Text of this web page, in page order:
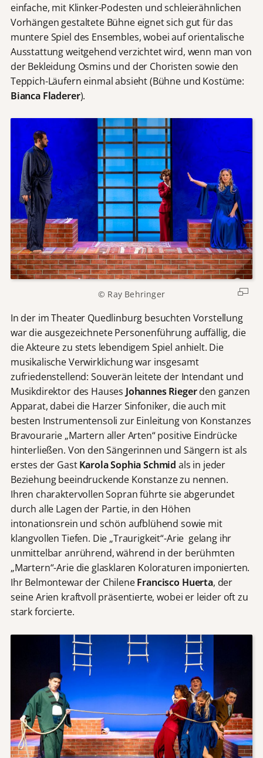
einfache, mit Klinker-Podesten und schleierähnlichen
Vorhängen gestaltete Bühne eignet sich gut für das
muntere Spiel des Ensembles, wobei auf orientalische
Ausstattung weitgehend verzichtet wird, wenn man von
der Bekleidung Osmins und der Choristen sowie den
Teppich-Läufern einmal absieht (Bühne und Kostüme:
Bianca Fladerer).
© Ray Behringer
In der im Theater Quedlinburg besuchten Vorstellung
war die ausgezeichnete Personenführung auffällig, die
die Akteure zu stets lebendigem Spiel anhielt. Die
musikalische Verwirklichung war insgesamt
zufriedenstellend: Souverän leitete der Intendant und
Musikdirektor des Hauses Johannes Riegerden ganzen
Apparat, dabei die Harzer Sinfoniker, die auch mit
besten Instrumentensoli zur Einleitung von Konstanzes
Bravourarie „Martern aller Arten“ positive Eindrücke
hinterließen. Von den Sängerinnen und Sängern ist als
erstes der GastKarola Sophia Schmid als in jeder
Beziehung beeindruckende Konstanze zu nennen.
Ihren charaktervollen Sopran führte sie abgerundet
durch alle Lagen der Partie, in den Höhen
intonationsrein und schön aufblühend sowie mit
klangvollen Tiefen. Die „Traurigkeit“-Arie gelang ihr
unmittelbar anrührend, während in der berühmten
„Martern“-Arie die glasklaren Koloraturen imponierten.
Ihr Belmontewar der ChileneFrancisco Huerta, der
seine Arien kraftvoll präsentierte, wobei er leider oft zu
stark forcierte.